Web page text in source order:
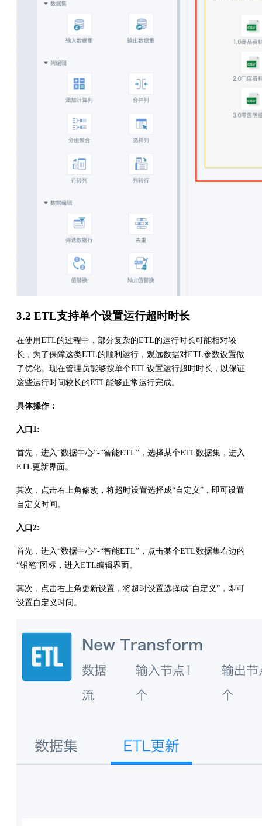
3.2 ETL支持单个设置运行超时时长
在使用ETL的过程中，部分复杂的ETL的运行时长可能相对较
长，为了保障这类ETL的顺利运行，观远数据对ETL参数设置做
了优化。现在管理员能够按单个ETL设置运行超时时长，以保证
这些运行时间较长的ETL能够正常运行完成。
具体操作：
入口1:
首先，进入“数据中心”-“智能ETL”，选择某个ETL数据集，进入
ETL更新界面。
其次，点击右上角修改，将超时设置选择成“自定义”，即可设置
自定义时间。
入口2:
首先，进入“数据中心”-“智能ETL”，点击某个ETL数据集右边的
“铅笔”图标，进入ETL编辑界面。
其次，点击右上角更新设置，将超时设置选择成“自定义”，即可
设置自定义时间。